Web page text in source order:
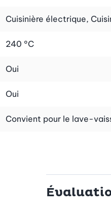
Cuisinière électrique,
240 °C
Oui
Oui
Convient pour le lave-